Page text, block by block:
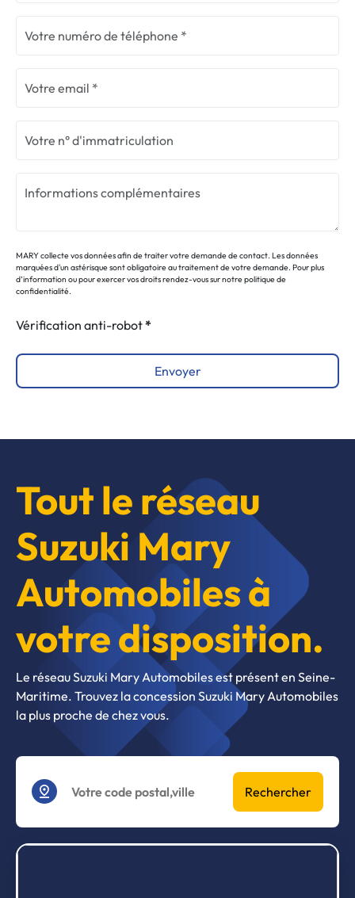
MARY collecte vos données afin de traiter votre demande de contact. Les données
marquées d'un astérisque sont obligatoire au traitement de votre demande. Pour plus
d’information ou pour exercer vos droits rendez-vous sur notre politique de
confidentialité.
Vérification anti-robot
Envoyer
Tout le réseau
Suzuki Mary
Automobiles à
votre disposition.
Le réseau Suzuki Mary Automobiles est présent en Seine-
Maritime. Trouvez la concession Suzuki Mary Automobiles
la plus proche de chez vous.
Rechercher